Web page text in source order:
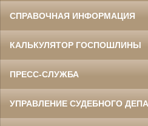
СПРАВОЧНАЯ ИНФОРМАЦИЯ
КАЛЬКУЛЯТОР ГОСПОШЛИНЫ
ПРЕСС-СЛУЖБА
УПРАВЛЕНИЕ СУДЕБНОГО